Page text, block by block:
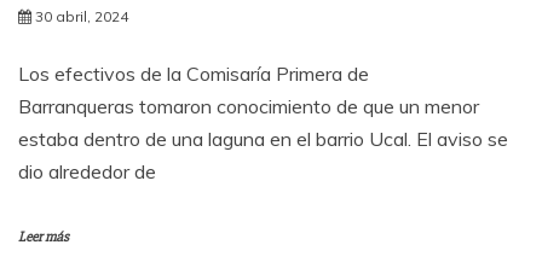
30 abril, 2024
Los efectivos de la Comisaría Primera de
Barranqueras tomaron conocimiento de que un menor
estaba dentro de una laguna en el barrio Ucal. El aviso se
dio alrededor de
Leer más